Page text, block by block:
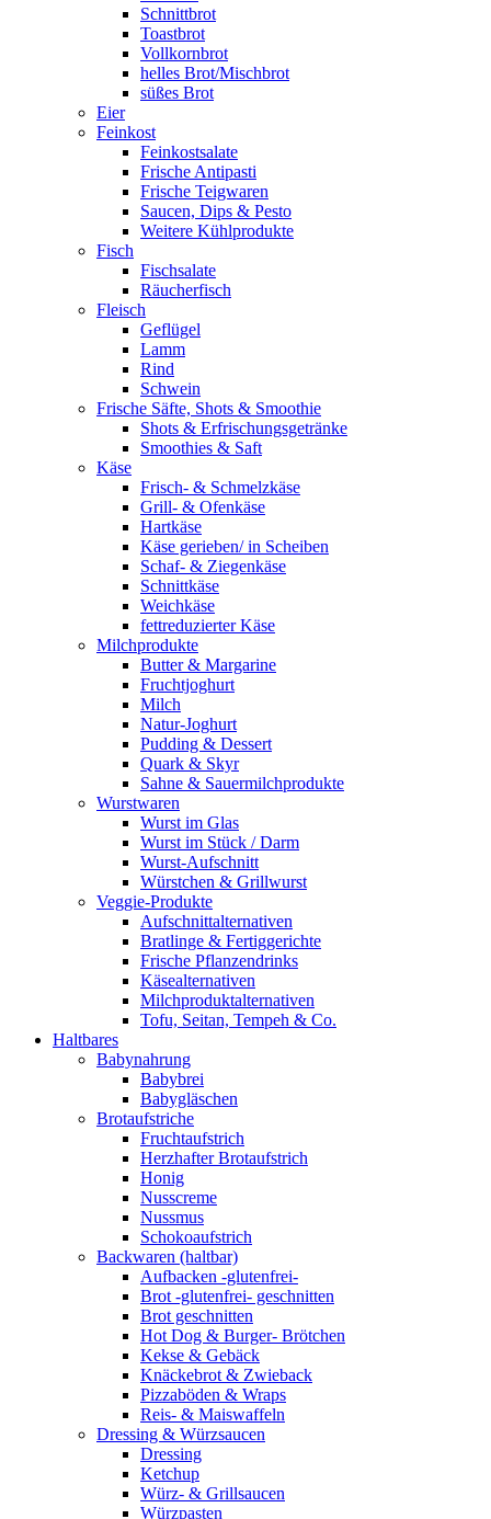
Schnittbrot
Toastbrot
Vollkornbrot
helles Brot/Mischbrot
süßes Brot
Eier
Feinkost
Feinkostsalate
Frische Antipasti
Frische Teigwaren
Saucen, Dips & Pesto
Weitere Kühlprodukte
Fisch
Fischsalate
Räucherfisch
Fleisch
Geflügel
Lamm
Rind
Schwein
Frische Säfte, Shots & Smoothie
Shots & Erfrischungsgetränke
Smoothies & Saft
Käse
Frisch- & Schmelzkäse
Grill- & Ofenkäse
Hartkäse
Käse gerieben/ in Scheiben
Schaf- & Ziegenkäse
Schnittkäse
Weichkäse
fettreduzierter Käse
Milchprodukte
Butter & Margarine
Fruchtjoghurt
Milch
Natur-Joghurt
Pudding & Dessert
Quark & Skyr
Sahne & Sauermilchprodukte
Wurstwaren
Wurst im Glas
Wurst im Stück / Darm
Wurst-Aufschnitt
Würstchen & Grillwurst
Veggie-Produkte
Aufschnittalternativen
Bratlinge & Fertiggerichte
Frische Pflanzendrinks
Käsealternativen
Milchproduktalternativen
Tofu, Seitan, Tempeh & Co.
Haltbares
Babynahrung
Babybrei
Babygläschen
Brotaufstriche
Fruchtaufstrich
Herzhafter Brotaufstrich
Honig
Nusscreme
Nussmus
Schokoaufstrich
Backwaren (haltbar)
Aufbacken -glutenfrei-
Brot -glutenfrei- geschnitten
Brot geschnitten
Hot Dog & Burger- Brötchen
Kekse & Gebäck
Knäckebrot & Zwieback
Pizzaböden & Wraps
Reis- & Maiswaffeln
Dressing & Würzsaucen
Dressing
Ketchup
Würz- & Grillsaucen
Würzpasten